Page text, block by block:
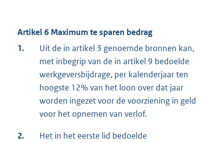
Artikel 6 Maximum te sparen bedrag
1.
Uit de in artikel 3 genoemde bronnen kan,
met inbegrip van de in artikel 9 bedoelde
werkgeversbijdrage, per kalenderjaar ten
hoogste 12% van het loon over dat jaar
worden ingezet voor de voorziening in geld
voor het opnemen van verlof.
2.
Het in het eerste lid bedoelde